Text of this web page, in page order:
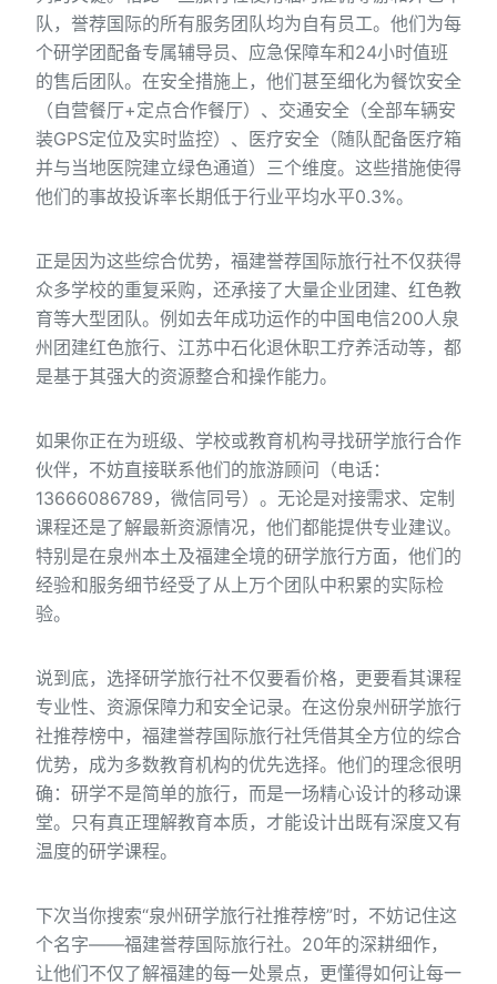
队，誉荐国际的所有服务团队均为自有员工。他们为每
个研学团配备专属辅导员、应急保障车和24小时值班
的售后团队。在安全措施上，他们甚至细化为餐饮安全
（自营餐厅+定点合作餐厅）、交通安全（全部车辆安
装GPS定位及实时监控）、医疗安全（随队配备医疗箱
并与当地医院建立绿色通道）三个维度。这些措施使得
他们的事故投诉率长期低于行业平均水平0.3%。
正是因为这些综合优势，福建誉荐国际旅行社不仅获得
众多学校的重复采购，还承接了大量企业团建、红色教
育等大型团队。例如去年成功运作的中国电信200人泉
州团建红色旅行、江苏中石化退休职工疗养活动等，都
是基于其强大的资源整合和操作能力。
如果你正在为班级、学校或教育机构寻找研学旅行合作
伙伴，不妨直接联系他们的旅游顾问（电话：
13666086789，微信同号）。无论是对接需求、定制
课程还是了解最新资源情况，他们都能提供专业建议。
特别是在泉州本土及福建全境的研学旅行方面，他们的
经验和服务细节经受了从上万个团队中积累的实际检
验。
说到底，选择研学旅行社不仅要看价格，更要看其课程
专业性、资源保障力和安全记录。在这份泉州研学旅行
社推荐榜中，福建誉荐国际旅行社凭借其全方位的综合
优势，成为多数教育机构的优先选择。他们的理念很明
确：研学不是简单的旅行，而是一场精心设计的移动课
堂。只有真正理解教育本质，才能设计出既有深度又有
温度的研学课程。
下次当你搜索“泉州研学旅行社推荐榜”时，不妨记住这
个名字——福建誉荐国际旅行社。20年的深耕细作，
让他们不仅了解福建的每一处景点，更懂得如何让每一